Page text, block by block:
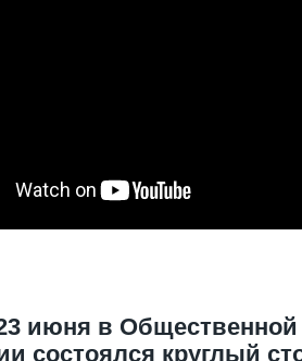
июня в Общественной
состоялся круглый